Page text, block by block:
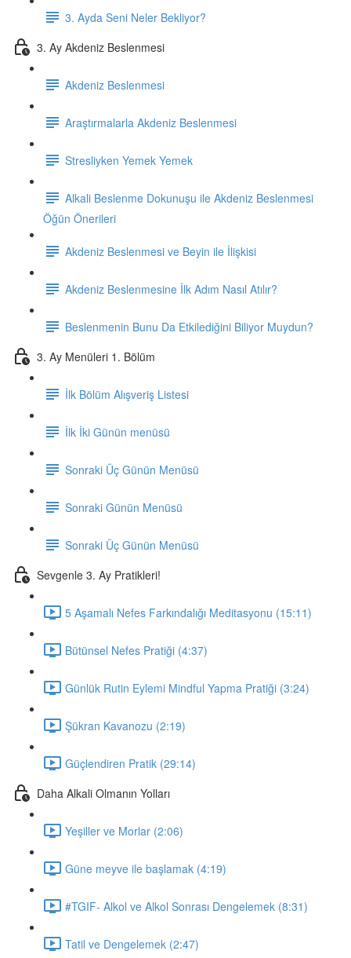
3. Ayda Seni Neler Bekliyor?
3. Ay Akdeniz Beslenmesi
Akdeniz Beslenmesi
Araştırmalarla Akdeniz Beslenmesi
Stresliyken Yemek Yemek
Alkali Beslenme Dokunuşu ile Akdeniz Beslenmesi
Öğün Önerileri
Akdeniz Beslenmesi ve Beyin ile İlişkisi
Akdeniz Beslenmesine İlk Adım Nasıl Atılır?
Beslenmenin Bunu Da Etkilediğini Biliyor Muydun?
3. Ay Menüleri 1. Bölüm
İlk Bölüm Alışveriş Listesi
İlk İki Günün menüsü
Sonraki Üç Günün Menüsü
Sonraki Günün Menüsü
Sonraki Üç Günün Menüsü
Sevgenle 3. Ay Pratikleri!
5 Aşamalı Nefes Farkındalığı Meditasyonu (15:11)
Bütünsel Nefes Pratiği (4:37)
Günlük Rutin Eylemi Mindful Yapma Pratiği (3:24)
Şükran Kavanozu (2:19)
Güçlendiren Pratik (29:14)
Daha Alkali Olmanın Yolları
Yeşiller ve Morlar (2:06)
Güne meyve ile başlamak (4:19)
#TGIF- Alkol ve Alkol Sonrası Dengelemek (8:31)
Tatil ve Dengelemek (2:47)